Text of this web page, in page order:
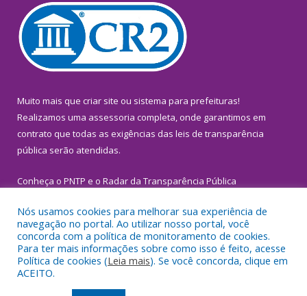
Muito mais que criar site ou sistema para prefeituras!
Realizamos uma assessoria completa, onde garantimos em
contrato que todas as exigências das leis de transparência
pública serão atendidas.
Conheça o PNTP e o Radar da Transparência Pública
Todos os direitos reservados a Prefeitura Municipal de
Inhangapi.
Nós usamos cookies para melhorar sua experiência de
navegação no portal. Ao utilizar nosso portal, você
concorda com a política de monitoramento de cookies.
Para ter mais informações sobre como isso é feito, acesse
Política de cookies (Leia mais). Se você concorda, clique em
ACEITO.